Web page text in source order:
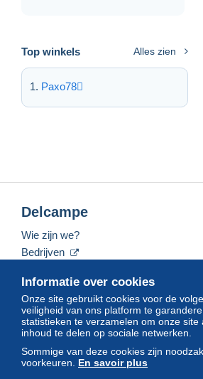
Top winkels Alles zien
Paxo78
Informatie over cookies
Onze site gebruikt cookies voor de
veiligheid van ons platform te
statistieken te verzamelen om onze
inhoud te delen op sociale netwerken.
Sommige van deze cookies zijn
voorkeuren. En savoir plus
Delcampe
Wie zijn we?
Bedrijven
Neem contact met ons op